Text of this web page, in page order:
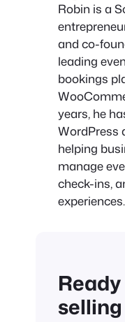
Robin is a
and co-
leading
bookings
years, he
WordPress
helping
manage
check-ins,
experiences.